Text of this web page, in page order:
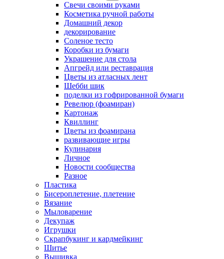
Свечи своими руками
Косметика ручной работы
Домашний декор
декорирование
Соленое тесто
Коробки из бумаги
Украшение для стола
Апгрейд или реставрация
Цветы из атласных лент
Шебби шик
поделки из гофрированной бумаги
Ревелюр (фоамиран)
Картонаж
Квиллинг
Цветы из фоамирана
развивающие игры
Кулинария
Личное
Новости сообщества
Разное
Пластика
Бисероплетение, плетение
Вязание
Мыловарение
Декупаж
Игрушки
Скрапбукинг и кардмейкинг
Шитье
Вышивка